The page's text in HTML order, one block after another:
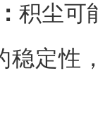
积尘可
稳定性